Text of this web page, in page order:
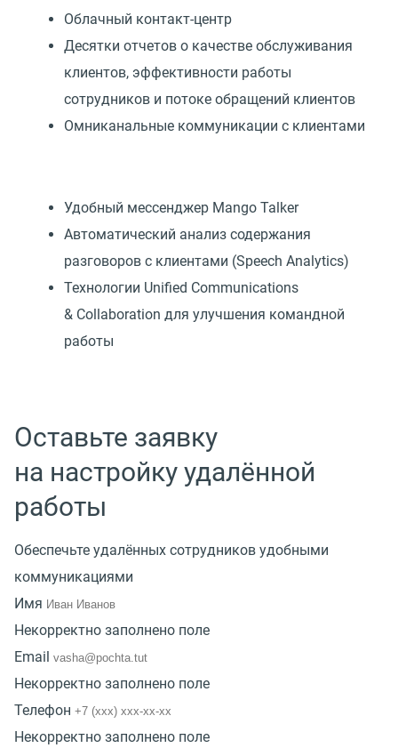
Облачный контакт-центр
Десятки отчетов о качестве обслуживания
клиентов, эффективности работы
сотрудников и потоке обращений клиентов
Омниканальные коммуникации с клиентами
Удобный мессенджер Mango Talker
Автоматический анализ содержания
разговоров с клиентами (Speech Analytics)
Технологии Unified Communications
& Collaboration для улучшения командной
работы
Оставьте заявку
на настройку удалённой
работы
Обеспечьте удалённых сотрудников удобными
коммуникациями
Имя
Некорректно заполнено поле
Email
Некорректно заполнено поле
Телефон
Некорректно заполнено поле